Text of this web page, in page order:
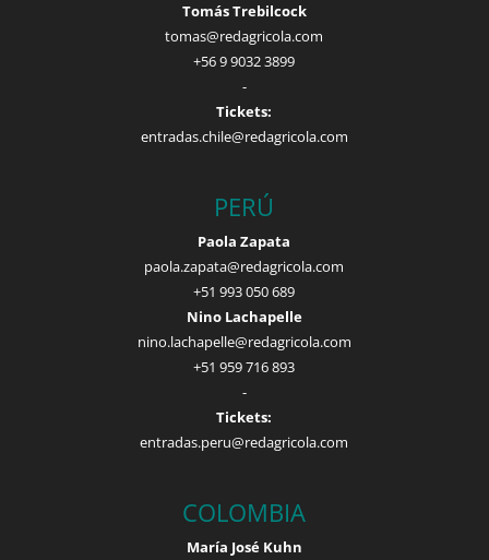
Tomás Trebilcock
tomas@redagricola.com
+56 9 9032 3899
-
Tickets:
entradas.chile@redagricola.com
PERÚ
Paola Zapata
paola.zapata@redagricola.com
+51 993 050 689
Nino Lachapelle
nino.lachapelle@redagricola.com
+51 959 716 893
-
Tickets:
entradas.peru@redagricola.com
COLOMBIA
María José Kuhn